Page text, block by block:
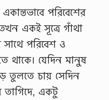
পরিবেশের
একই সূত্রে গাঁথা
সাথে পরিবেশ ও
থাকে। যেদিন মানুষ
তুলতে চায় সেদিন
তাগিদে, একটু